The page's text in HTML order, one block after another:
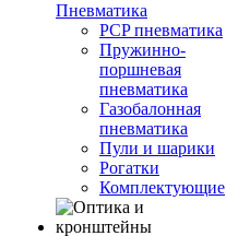
Пневматика
PCP пневматика
Пружинно-
поршневая
пневматика
Газобалонная
пневматика
Пули и шарики
Рогатки
Комплектующие